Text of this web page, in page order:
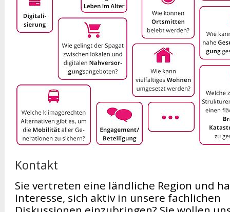
Kontakt
Sie vertreten eine ländliche Region und
Interesse, sich aktiv in unsere fachlichen